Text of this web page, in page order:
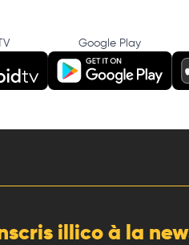
Google Play
illico à la